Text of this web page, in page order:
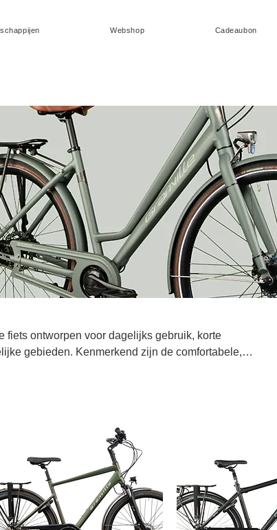
Webshop Cadeaubon
fiets ontworpen voor dagelijks gebruik, korte
gebieden. Kenmerkend zijn de comfortabele,